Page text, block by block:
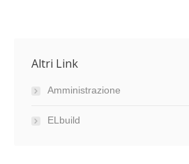
Altri Link
Amministrazione
ELbuild